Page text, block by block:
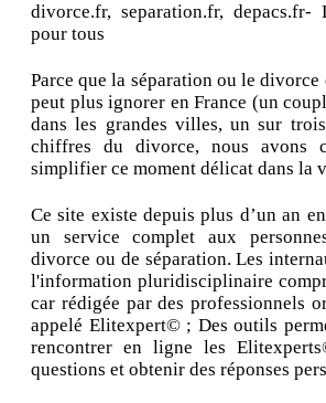
divorce.fr, separation.fr,
pour tous
Parce que la séparation ou le
peut plus ignorer en France (un
dans les grandes villes, un sur
chiffres du divorce, nous avons
simplifier ce moment délicat dans la
Ce site existe depuis plus d’un an
un service complet aux
divorce ou de séparation. Les
l'information pluridisciplinaire
car rédigée par des professionnels
appelé Elitexpert© ; Des outils
rencontrer en ligne les
questions et obtenir des réponses